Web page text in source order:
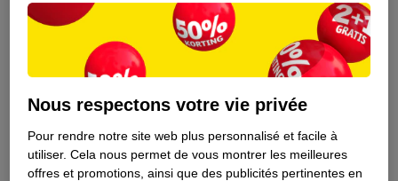
Nous respectons votre vie privée
Pour rendre notre site web plus personnalisé et facile à
utiliser. Cela nous permet de vous montrer les meilleures
offres et promotions, ainsi que des publicités pertinentes en